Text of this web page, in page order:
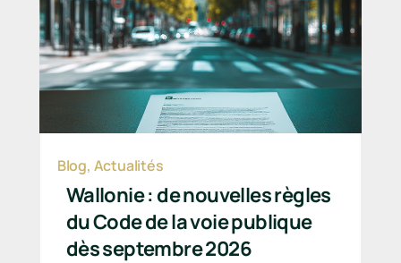
Wallonie : de nouvelles règles
du Code de la voie publique
dès septembre 2026
Blog, Actualités